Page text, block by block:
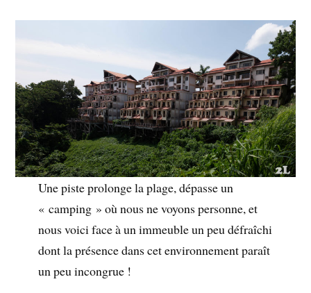
Une piste prolonge la plage, dépasse un
« camping » où nous ne voyons personne, et
nous voici face à un immeuble un peu défraîchi
dont la présence dans cet environnement paraît
un peu incongrue !